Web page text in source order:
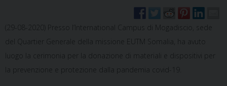
(29-08-2020) Presso l’International Campus di Mogadiscio, sede
del Quartier Generale della missione EUTM Somalia, ha avuto
luogo la cerimonia per la donazione di materiali e dispositivi per
la prevenzione e protezione dalla pandemia covid-19.